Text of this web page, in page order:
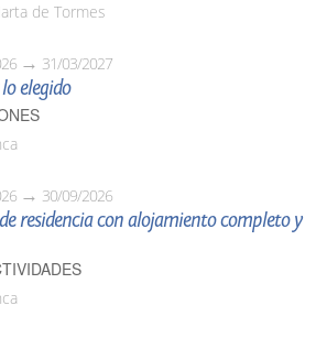
de Tormes
31/03/2027
elegido
30/09/2026
de residencia con alojamiento completo y